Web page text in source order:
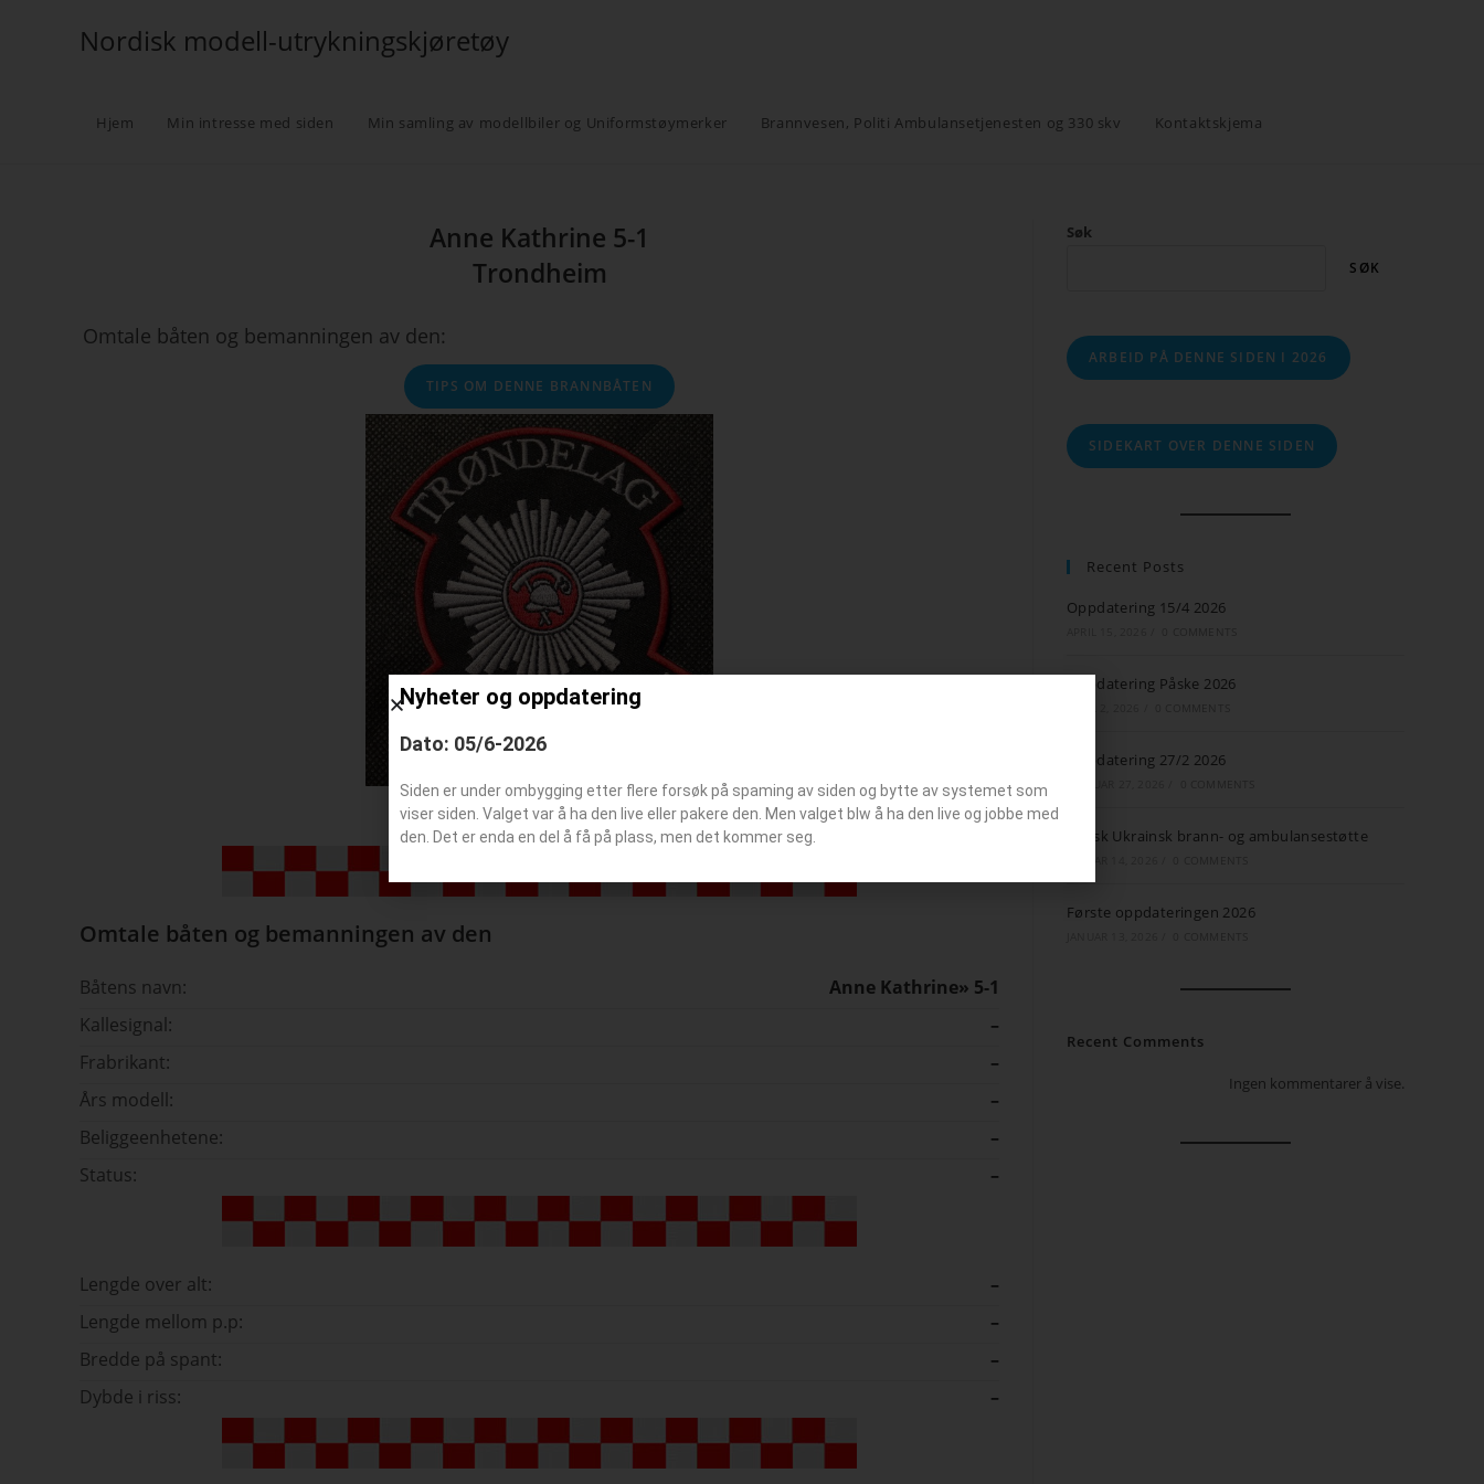
Nordisk modell-utrykningskjøretøy
Hjem Min intresse med siden Min samling av modellbiler og Uniformstøymerker Brannvesen, Politi Ambulansetjenesten og 330 skv Kontaktskjema
Anne Kathrine 5-1
Trondheim
Omtale båten og bemanningen av den:
TIPS OM DENNE BRANNBÅTEN
Bilde båt
Omtale båten og bemanningen av den
Båtens navn:
Anne Kathrine» 5-1
Kallesignal:
–
Frabrikant:
–
Års modell:
–
Beliggeenhetene:
–
Status:
–
Lengde over alt:
–
Lengde mellom p.p:
–
Bredde på spant:
–
Dybde i riss:
–
Søk
SØK
ARBEID PÅ DENNE SIDEN I 2026
SIDEKART OVER DENNE SIDEN
Recent Posts
Oppdatering 15/4 2026
Oppdatering Påske 2026
Oppdatering 27/2 2026
Norsk Ukrainsk brann- og ambulansestøtte
Første oppdateringen 2026
Recent Comments
Ingen kommentarer å vise.
Nyheter og oppdatering
Dato: 05/6-2026
Siden er under ombygging etter flere forsøk på spaming av siden og bytte av systemet som
viser siden. Valget var å ha den live eller pakere den. Men valget blw å ha den live og jobbe med
den. Det er enda en del å få på plass, men det kommer seg.